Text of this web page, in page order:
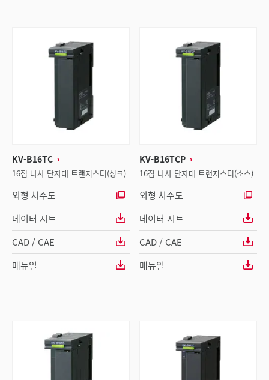
KV-B16TC
16점 나사 단자대 트랜지스터(싱크)
외형 치수도
데이터 시트
CAD / CAE
매뉴얼
KV-B16TCP
16점 나사 단자대 트랜지스터(소스)
외형 치수도
데이터 시트
CAD / CAE
매뉴얼